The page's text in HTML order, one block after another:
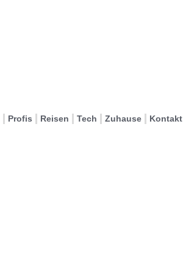
Profis Reisen Tech Zuhause Kontakt